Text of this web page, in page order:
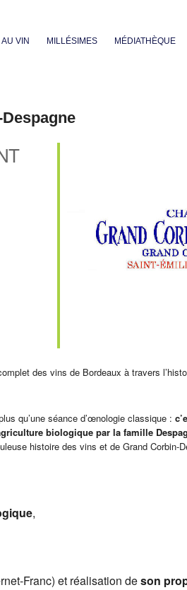
VIN MILLÉSIMES MÉDIATHÈQUE
des vins de Bordeaux à travers
qu’une séance d’œnologie classique :
biologique par la famille
histoire des vins et de Grand Corbin-
,
Franc) et réalisation deson